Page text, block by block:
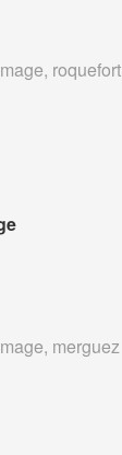
roquefort
merguez